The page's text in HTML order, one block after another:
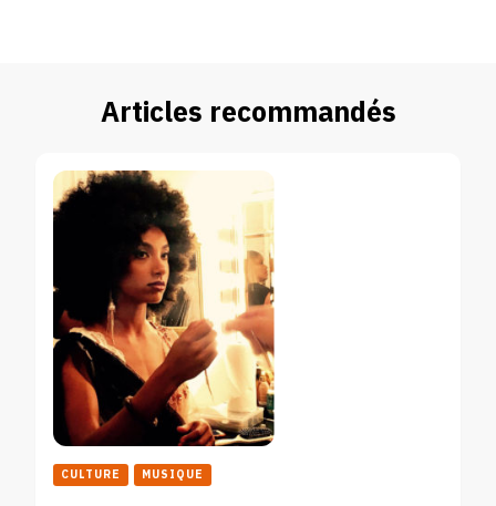
Articles recommandés
CULTURE MUSIQUE